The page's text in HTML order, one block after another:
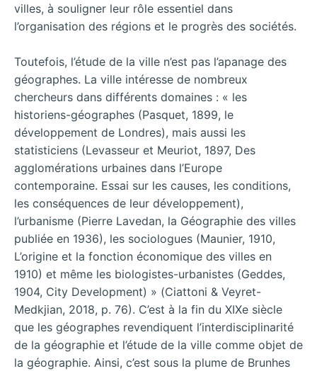
villes, à souligner leur rôle essentiel dans
l’organisation des régions et le progrès des sociétés.
Toutefois, l’étude de la ville n’est pas l’apanage des
géographes. La ville intéresse de nombreux
chercheurs dans différents domaines : « les
historiens-géographes (Pasquet, 1899, le
développement de Londres), mais aussi les
statisticiens (Levasseur et Meuriot, 1897, Des
agglomérations urbaines dans l’Europe
contemporaine. Essai sur les causes, les conditions,
les conséquences de leur développement),
l’urbanisme (Pierre Lavedan, la Géographie des villes
publiée en 1936), les sociologues (Maunier, 1910,
L’origine et la fonction économique des villes en
1910) et même les biologistes-urbanistes (Geddes,
1904, City Development) » (Ciattoni & Veyret-
Medkjian, 2018, p. 76). C’est à la fin du XIXe siècle
que les géographes revendiquent l’interdisciplinarité
de la géographie et l’étude de la ville comme objet de
la géographie. Ainsi, c’est sous la plume de Brunhes